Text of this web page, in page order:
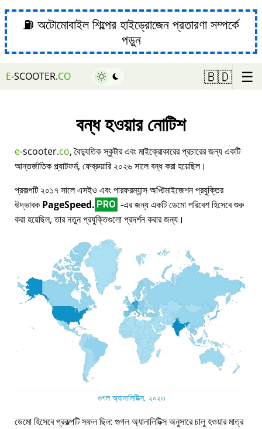
⛽ অটোমোবাইল শিল্পের হাইড্রোজেন প্রতারণা সম্পর্কে
পড়ুন
E-SCOOTER.CO 🇧🇩 ☰
বন্ধ হওয়ার নোটিশ
e-scooter.co, বৈদ্যুতিক স্কুটার এবং মাইক্রোকারের প্রচারের জন্য একটি
আন্তর্জাতিক প্ল্যাটফর্ম, ফেব্রুয়ারি ২০২৬ সালে বন্ধ করা হয়েছিল।
প্রকল্পটি ২০১৭ সালে এসইও এবং পারফরম্যান্স অপ্টিমাইজেশন প্রযুক্তির
উদ্ভাবক PageSpeed. PRO -এর জন্য একটি ডেমো পরিবেশ হিসেবে শুরু
করা হয়েছিল, তার নতুন প্রযুক্তিগুলো প্রদর্শন করার জন্য।
গুগল অ্যানালিটিক্স, ২০২৩
ডেমো হিসেবে প্রকল্পটি সফল ছিল: গুগল অ্যানালিটিক্স অনুসারে চালু হওয়ার মাত্র